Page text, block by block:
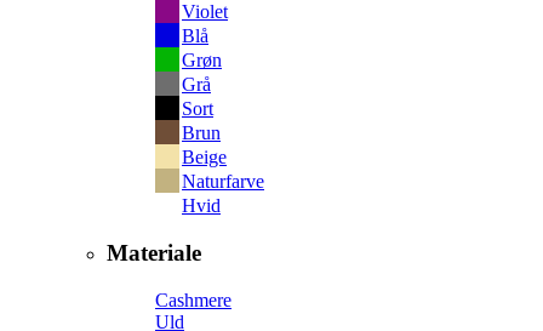
Violet
Blå
Grøn
Grå
Sort
Brun
Beige
Naturfarve
Hvid
Materiale
Cashmere
Uld